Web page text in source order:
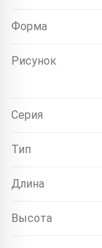
Форма
Рисунок
Серия
Тип
Длина
Высота